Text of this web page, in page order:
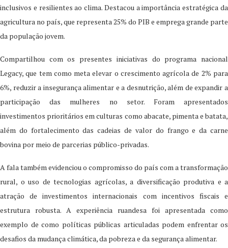
inclusivos e resilientes ao clima. Destacou a importância estratégica da
agricultura no país, que representa 25% do PIB e emprega grande parte
da população jovem.
Compartilhou com os presentes iniciativas do programa nacional
Legacy, que tem como meta elevar o crescimento agrícola de 2% para
6%, reduzir a insegurança alimentar e a desnutrição, além de expandir a
participação das mulheres no setor. Foram apresentados
investimentos prioritários em culturas como abacate, pimenta e batata,
além do fortalecimento das cadeias de valor do frango e da carne
bovina por meio de parcerias público-privadas.
A fala também evidenciou o compromisso do país com a transformação
rural, o uso de tecnologias agrícolas, a diversificação produtiva e a
atração de investimentos internacionais com incentivos fiscais e
estrutura robusta. A experiência ruandesa foi apresentada como
exemplo de como políticas públicas articuladas podem enfrentar os
desafios da mudança climática, da pobreza e da segurança alimentar.